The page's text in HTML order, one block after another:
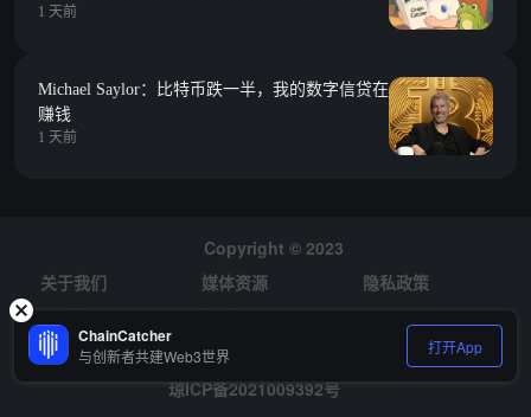
Combinator 种子期项目
1 天前
Michael Saylor：比特币跌一半，我的数字信贷在
赚钱
1 天前
Copyright © 2023
关于我们
媒体资源
隐私政策
风险提示
招聘
琼ICP备2021009392号
ChainCatcher
与创新者共建Web3世界 打开App